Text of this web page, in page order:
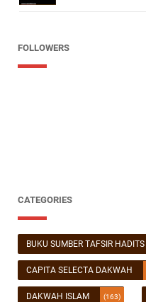
FOLLOWERS
CATEGORIES
BUKU SUMBER TAFSIR HADITS
CAPITA SELECTA DAKWAH
DAKWAH ISLAM (163)